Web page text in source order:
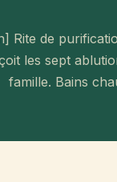
Rite de
les sept
famille. Bains